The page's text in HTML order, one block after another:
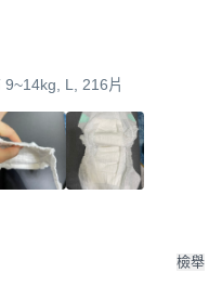
L, 216片
檢舉